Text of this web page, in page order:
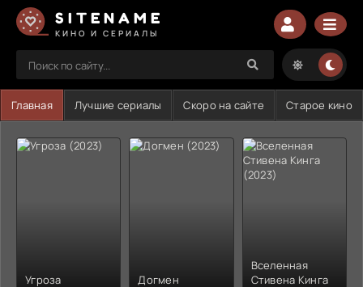
SITENAME
КИНО И СЕРИАЛЫ
Главная Лучшие сериалы Скоро на сайте Старое кино
Угроза Догмен
Вселенная
Стивена Кинга